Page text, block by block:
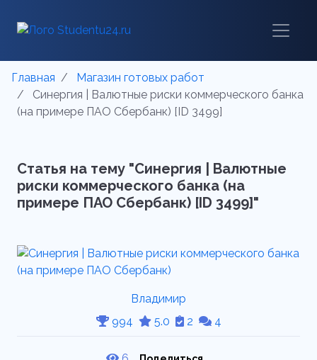
Главная
Магазин готовых работ
Синергия | Валютные риски коммерческого банка
(на примере ПАО Сбербанк) [ID 3499]
Статья на тему "Синергия | Валютные
риски коммерческого банка (на
примере ПАО Сбербанк) [ID 3499]"
Владимир
994
5.0 2 4